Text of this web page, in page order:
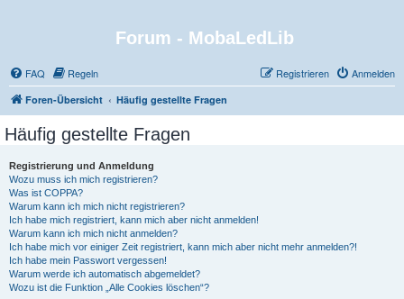
Forum - MobaLedLib
FAQ Regeln Anmelden
Registrieren
Foren-Übersicht Häufig gestellte Fragen
Häufig gestellte Fragen
Registrierung und Anmeldung
Wozu muss ich mich registrieren?
Was ist COPPA?
Warum kann ich mich nicht registrieren?
Ich habe mich registriert, kann mich aber nicht anmelden!
Warum kann ich mich nicht anmelden?
Ich habe mich vor einiger Zeit registriert, kann mich aber nicht mehr anmelden?!
Ich habe mein Passwort vergessen!
Warum werde ich automatisch abgemeldet?
Wozu ist die Funktion „Alle Cookies löschen“?